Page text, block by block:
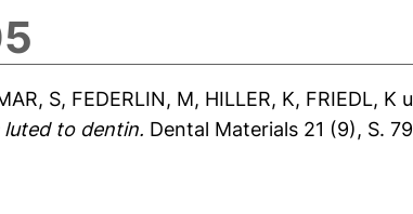
S, FEDERLIN, M, HILLER, K, FRIEDL, K
luted to dentin. Dental Materials 21 (9), S.